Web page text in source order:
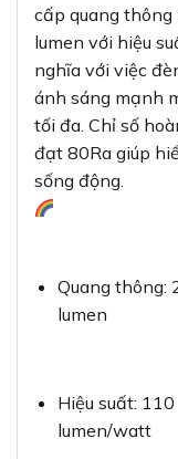
cấp quang
lumen với hiệu
nghĩa với việc
ánh sáng mạnh
tối đa. Chỉ số
đạt 80Ra giúp
sống động.
Quang thông:
lumen
Hiệu suất: 110
lumen/watt